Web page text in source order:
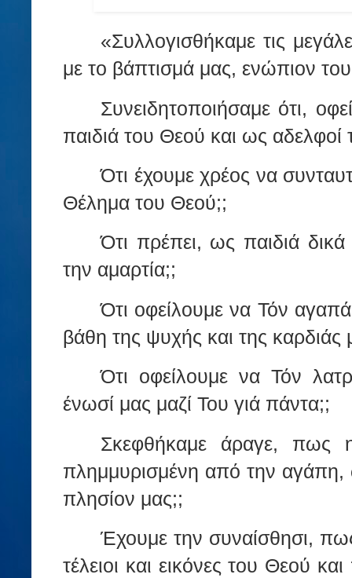
«Συλλογισθήκαμε τις
με το βάπτισμά μας, ενώπιον
Συνειδητοποιήσαμε ότι,
παιδιά του Θεού και ως αδελφοί
Ότι έχουμε χρέος να
Θέλημα του Θεού;;
Ότι πρέπει, ως παιδιά
την αμαρτία;;
Ότι οφείλουμε να Τόν
βάθη της ψυχής και της καρδιάς
Ότι οφείλουμε να Τόν
ένωσί μας μαζί Του γιά πάντα;;
Σκεφθήκαμε άραγε, πως
πλημμυρισμένη από την αγάπη,
πλησίον μας;;
Έχουμε την συναίσθησι,
τέλειοι και εικόνες του Θεού